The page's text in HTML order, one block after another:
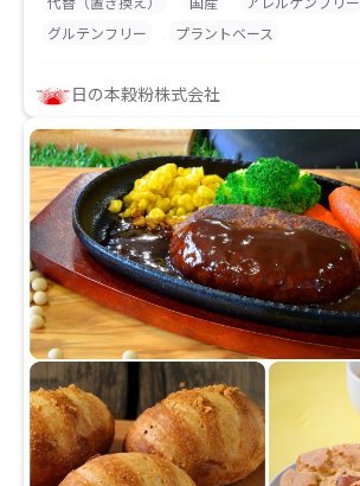
グルテンフリー
プラントベース
日の本穀粉株式会社